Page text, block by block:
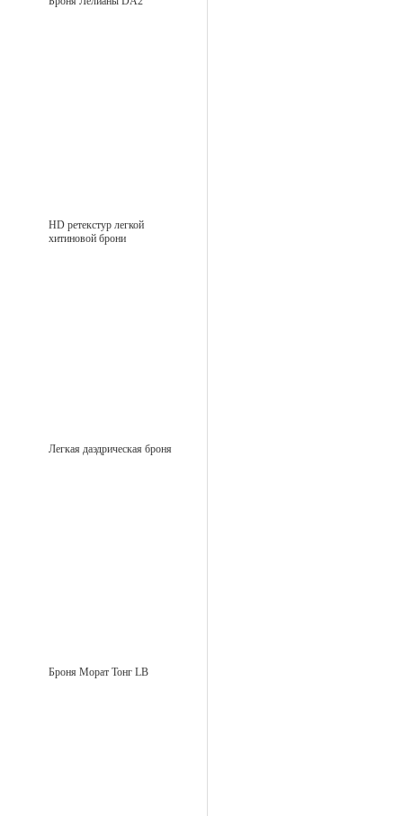
HD ретекстур легкой
хитиновой брони
Легкая даэдрическая броня
Броня Морат Тонг LB